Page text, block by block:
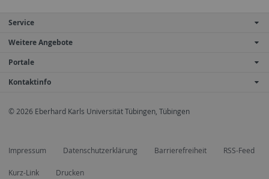
Service
Weitere Angebote
Portale
Kontaktinfo
© 2026 Eberhard Karls Universität Tübingen, Tübingen
Impressum Datenschutzerklärung Barrierefreiheit RSS-Feed
Kurz-Link Drucken